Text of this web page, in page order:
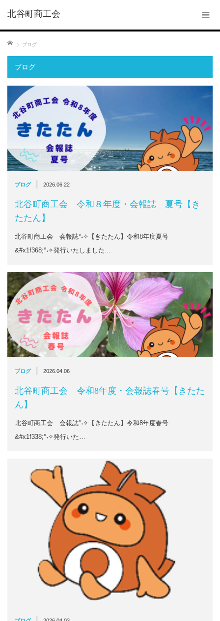
北谷町商工会
ホーム ブログ
ブログ
ブログ 2026.06.22
北谷町商工会 令和８年度・会報誌 夏号【き
たたん】
北谷町商工会 会報誌°˖✧【きたたん】令和8年度夏号
&#x1f368;°˖✧発行いたしました…
ブログ 2026.04.06
北谷町商工会 令和8年度・会報誌春号【きたた
ん】
北谷町商工会 会報誌°˖✧【きたたん】令和8年度春号
&#x1f338;°˖✧発行いた…